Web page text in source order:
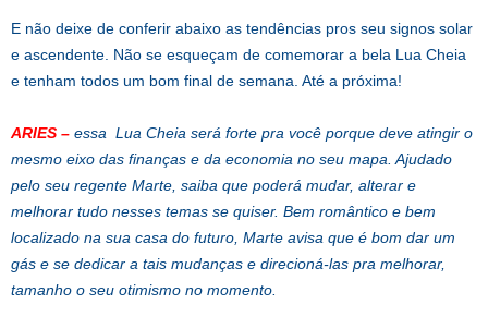
E não deixe de conferir abaixo as tendências pros seu signos solar
e ascendente. Não se esqueçam de comemorar a bela Lua Cheia
e tenham todos um bom final de semana. Até a próxima!
ARIES – essa Lua Cheia será forte pra você porque deve atingir o
mesmo eixo das finanças e da economia no seu mapa. Ajudado
pelo seu regente Marte, saiba que poderá mudar, alterar e
melhorar tudo nesses temas se quiser. Bem romântico e bem
localizado na sua casa do futuro, Marte avisa que é bom dar um
gás e se dedicar a tais mudanças e direcioná-las pra melhorar,
tamanho o seu otimismo no momento.